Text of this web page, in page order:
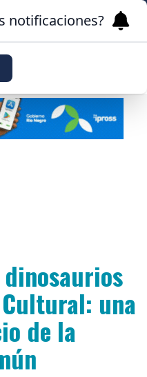
una
de la
notificaciones?